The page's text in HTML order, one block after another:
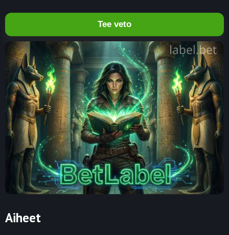
Tee veto
Aiheet